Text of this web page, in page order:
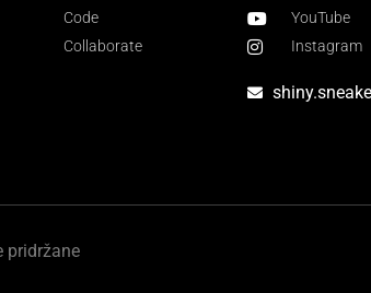
Code
Collaborate
YouTube
Instagram
pridržane